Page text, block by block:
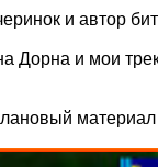
и автор
Дорна и мои